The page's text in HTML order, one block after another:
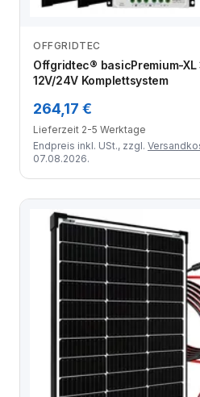
OFFGRIDTEC
Offgridtec® basicPremium-XL
12V/24V Komplettsystem
264,17 €
Lieferzeit 2-5 Werktage
Endpreis inkl. USt., zzgl.
07.08.2026.